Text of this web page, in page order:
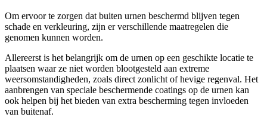
Om ervoor te zorgen dat buiten urnen beschermd blijven tegen
schade en verkleuring, zijn er verschillende maatregelen die
genomen kunnen worden.
Allereerst is het belangrijk om de urnen op een geschikte locatie te
plaatsen waar ze niet worden blootgesteld aan extreme
weersomstandigheden, zoals direct zonlicht of hevige regenval. Het
aanbrengen van speciale beschermende coatings op de urnen kan
ook helpen bij het bieden van extra bescherming tegen invloeden
van buitenaf.